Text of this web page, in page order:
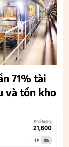
71% tài
và tồn kho